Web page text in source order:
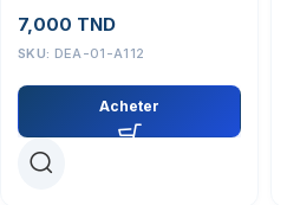
7,000 TND
SKU: DEA-01-A112
Acheter